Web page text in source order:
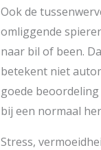
Ook de
omliggende
naar bil of been.
betekent niet
goede
bij een normaal
Stress,